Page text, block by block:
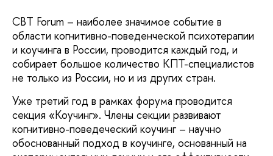
CBT Forum – наиболее значимое событие в
области когнитивно-поведенческой психотерапии
и коучинга в России, проводится каждый год, и
собирает большое количество КПТ-специалистов
не только из России, но и из других стран.
Уже третий год в рамках форума проводится
секция «Коучинг». Члены секции развивают
когнитивно-поведеческий коучинг – научно
обоснованный подход в коучинге, основанный на